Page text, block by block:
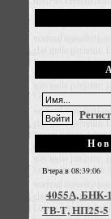
Вчера в 08:39:06
4055А, БНК-
ТВ-Т, НП25-5